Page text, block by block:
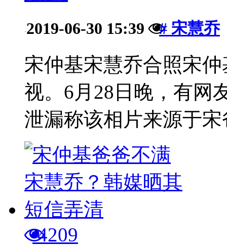
·2019-06-30 15:39 # 宋慧乔
宋仲基宋慧乔合照宋
视。6月28日晚，有网
泄漏称该相片来源于宋
4209